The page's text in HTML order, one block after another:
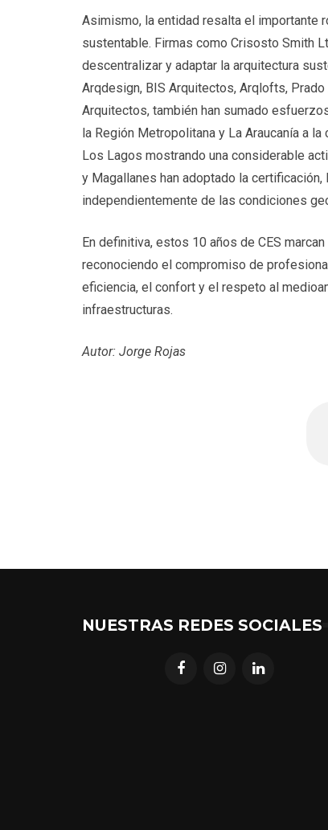
Asimismo, la entidad resalta el importante
sustentable. Firmas como Crisosto Smith
descentralizar y adaptar la arquitectura
Arqdesign, BIS Arquitectos, Arqlofts,
Arquitectos, también han sumado
la Región Metropolitana y La Araucanía a
Los Lagos mostrando una considerable
y Magallanes han adoptado la
independientemente de las condiciones
En definitiva, estos 10 años de CES
reconociendo el compromiso de
eficiencia, el confort y el respeto al
infraestructuras.
Autor: Jorge Rojas
NUESTRAS REDES SOCIALES